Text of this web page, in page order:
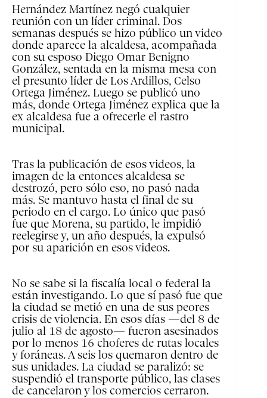
Hernández Martínez negó cualquier
reunión con un líder criminal. Dos
semanas después se hizo público un video
donde aparece la alcaldesa, acompañada
con su esposo Diego Omar Benigno
González, sentada en la misma mesa con
el presunto líder de Los Ardillos, Celso
Ortega Jiménez. Luego se publicó uno
más, donde Ortega Jiménez explica que la
ex alcaldesa fue a ofrecerle el rastro
municipal.
Tras la publicación de esos videos, la
imagen de la entonces alcaldesa se
destrozó, pero sólo eso, no pasó nada
más. Se mantuvo hasta el final de su
periodo en el cargo. Lo único que pasó
fue que Morena, su partido, le impidió
reelegirse y, un año después, la expulsó
por su aparición en esos videos.
No se sabe si la fiscalía local o federal la
están investigando. Lo que sí pasó fue que
la ciudad se metió en una de sus peores
crisis de violencia. En esos días —del 8 de
julio al 18 de agosto— fueron asesinados
por lo menos 16 choferes de rutas locales
y foráneas. A seis los quemaron dentro de
sus unidades. La ciudad se paralizó: se
suspendió el transporte público, las clases
de cancelaron y los comercios cerraron.